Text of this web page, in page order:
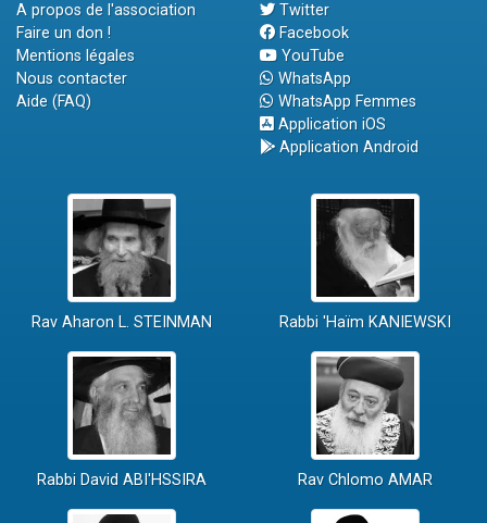
A propos de l'association
Faire un don !
Mentions légales
Nous contacter
Aide (FAQ)
Twitter
Facebook
YouTube
WhatsApp
WhatsApp Femmes
Application iOS
Application Android
Rav Aharon L. STEINMAN Rabbi 'Haïm KANIEWSKI
Rabbi David ABI'HSSIRA Rav Chlomo AMAR